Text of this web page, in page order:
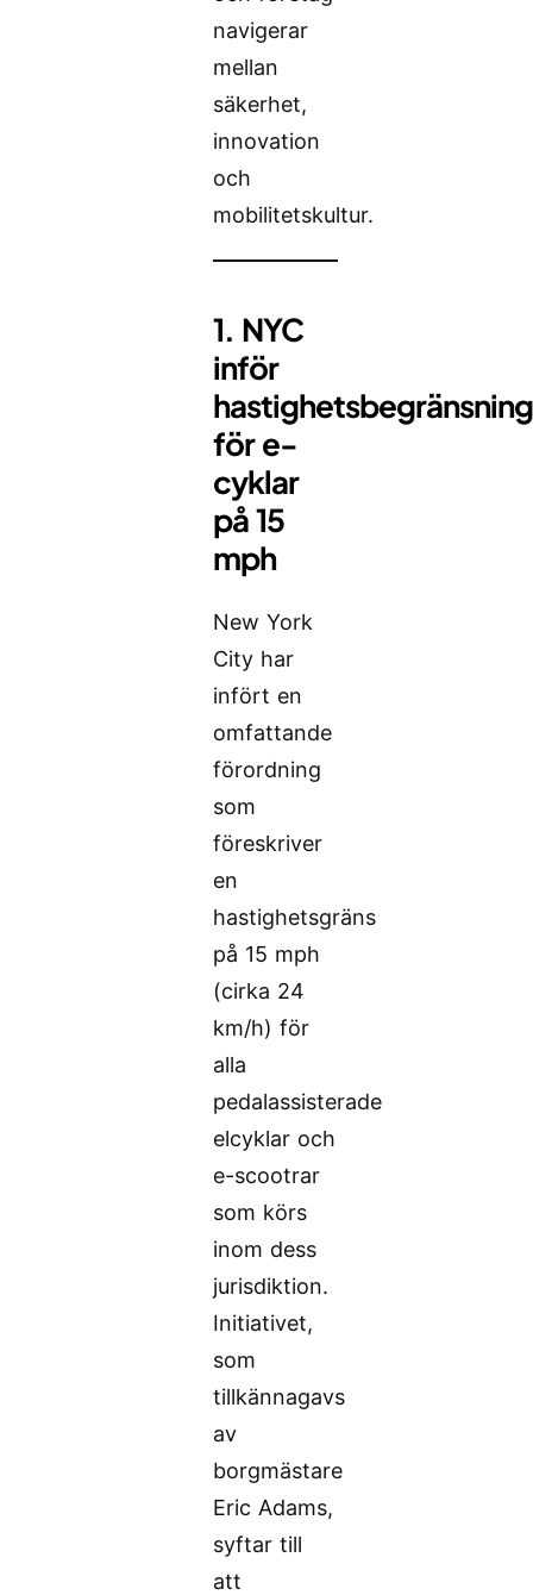
navigerar
mellan
säkerhet,
innovation
och
mobilitetskultur.
1. NYC
inför
hastighetsbegränsning
för e-
cyklar
på 15
mph
New York
City har
infört en
omfattande
förordning
som
föreskriver
en
hastighetsgräns
på 15 mph
(cirka 24
km/h) för
alla
pedalassisterade
elcyklar och
e-scootrar
som körs
inom dess
jurisdiktion.
Initiativet,
som
tillkännagavs
av
borgmästare
Eric Adams,
syftar till
att